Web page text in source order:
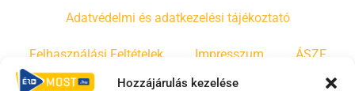
Hozzájárulás kezelése
Adatvédelmi és adatkezelési tájékoztató
Felhasználási Feltételek Impresszum ÁSZF